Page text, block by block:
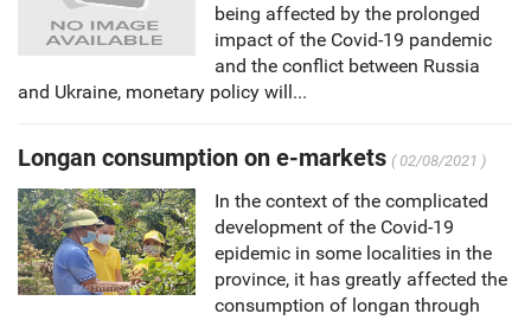
being affected by the prolonged
impact of the Covid-19 pandemic
and the conflict between Russia
and Ukraine, monetary policy will...
Longan consumption on e-markets ( 02/08/2021 )
In the context of the complicated
development of the Covid-19
epidemic in some localities in the
province, it has greatly affected the
consumption of longan through